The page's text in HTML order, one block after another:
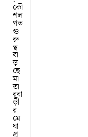
কৌ
শল
গত
গু
রু
ত্ব
বা
ড়
ছে
মা
তা
রবা
ড়ী
র
মে
ঘা
প্র